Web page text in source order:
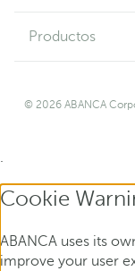
Productos
© 2026 ABANCA
Cookie
ABANCA uses its
improve your user